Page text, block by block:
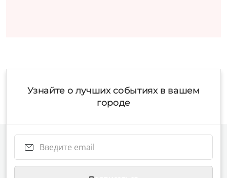
Узнайте о лучших событиях в вашем
городе